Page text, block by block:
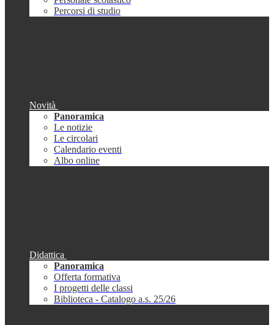
Percorsi di studio
Novità
Panoramica
Le notizie
Le circolari
Calendario eventi
Albo online
Didattica
Panoramica
Offerta formativa
I progetti delle classi
Biblioteca - Catalogo a.s. 25/26